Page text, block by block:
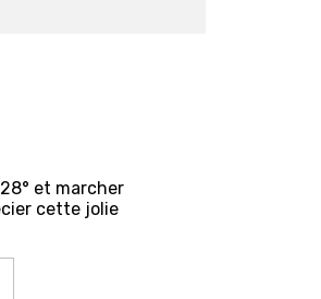
et marcher
cette jolie